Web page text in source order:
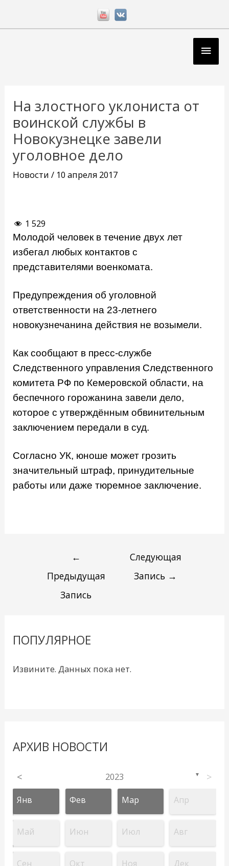
На злостного уклониста от
воинской службы в
Новокузнецке завели
уголовное дело
Новости / 10 апреля 2017
1 529
Молодой человек в течение двух лет
избегал любых контактов с
представителями военкомата.
Предупреждения об уголовной
ответственности на 23-летнего
новокузнечанина действия не возымели.
Как сообщают в пресс-службе
Следственного управления Следственного
комитета РФ по Кемеровской области, на
беспечного горожанина завели дело,
которое с утверждённым обвинительным
заключением передали в суд.
Согласно УК, юноше может грозить
значительный штраф, принудительные
работы или даже тюремное заключение.
записям
←
Предыдущая
Запись
Следующая
Запись →
ПОПУЛЯРНОЕ
Извините. Данных пока нет.
АРХИВ НОВОСТИ
< 2023 ▼ >
Янв Фев Мар Апр
Май Июн Июл Авг
Сен Окт Ноя Дек